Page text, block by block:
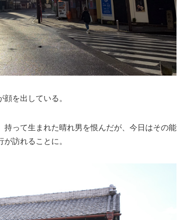
を出している。
って生まれた晴れ男を恨んだが、今日はその能
訪れることに。